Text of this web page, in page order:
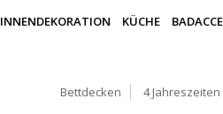
INNENDEKORATION KÜCHE
Bettdecken 4